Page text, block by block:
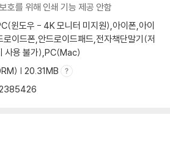
호를 위해 인쇄 기능 제공 안함
윈도우 - 4K 모니터 미지원),아이폰,아이
로이드폰,안드로이드패드,전자책단말기(저
사용 불가),PC(Mac)
| 20.31MB